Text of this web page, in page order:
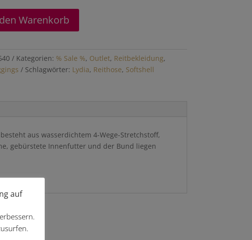
Warenkorb
Kategorien: % Sale %, Outlet, Reitbekleidung,
Schlagwörter: Lydia, Reithose, Softshell
aus wasserdichtem 4-Wege-Stretchstoff,
gebürstete Innenfutter und der Bund liegen
auf